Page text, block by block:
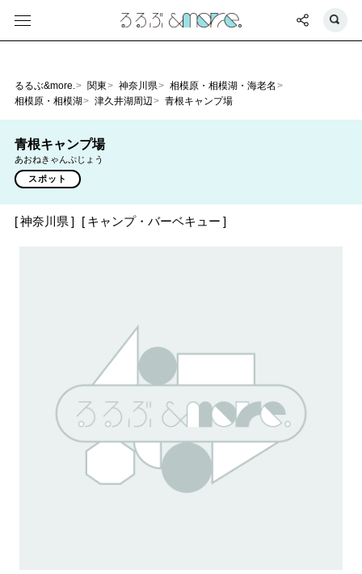
るるぶ&more. 関東 神奈川県
相模原・相模湖・海老名
相模原・相模湖
津久井湖周辺 青根キャンプ場
青根キャンプ場
あおねきゃんぷじょう
スポット
神奈川県 キャンプ・バーベキュー